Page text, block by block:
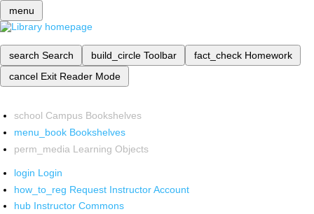
menu
search Search build_circle Toolbar fact_check Homework
cancel Exit Reader Mode
school Campus Bookshelves
menu_book Bookshelves
perm_media Learning Objects
login Login
how_to_reg Request Instructor Account
hub Instructor Commons